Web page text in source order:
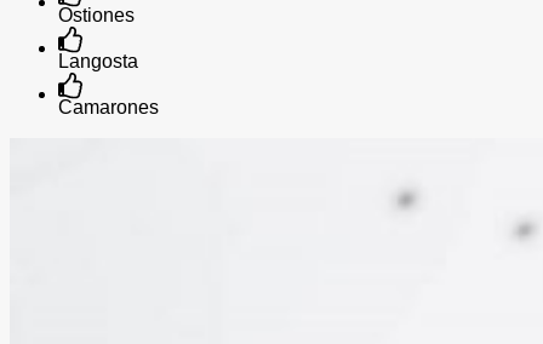
Ostiones
Langosta
Camarones